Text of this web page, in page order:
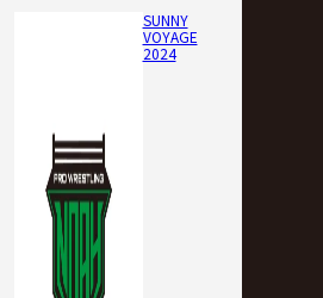
SUNNY
VOYAGE
2024